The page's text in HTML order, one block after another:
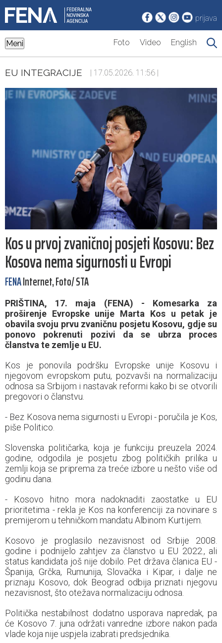
prijava
Meni Foto Video English
EU INTEGRACIJE | 17.05.2026. 11:56 |
Kos u prvoj zvaničnoj posjeti Kosovu: Bez
Kosova nema sigurnosti u Evropi
FENAInternet, Foto/ STA
PRIŠTINA, 17. maja (FENA) - Komesarka za
proširenje Evropske unije Marta Kos u petak je
obavila svoju prvu zvaničnu posjetu Kosovu, gdje su
ponovo pokrenuti pozivi da se ubrza proces
članstva te zemlje u EU.
Kos je ponovila podršku Evropske unije Kosovu i
njegovom evropskom putu, pozvavši na normalizaciju
odnosa sa Srbijom i nastavak reformi kako bi se otvorili
pregovori o članstvu.
- Bez Kosova nema sigurnosti u Evropi - poručila je Kos,
piše Politico.
Slovenska političarka, koja je funkciju preuzela 2024.
godine, odgodila je posjetu zbog političkih prilika u
zemlji koja se priprema za treće izbore u nešto više od
godinu dana.
- Kosovo hitno mora nadoknaditi zaostatke u EU
prioritetima - rekla je Kos na konferenciji za novinare s
premijerom u tehničkom mandatu Albinom Kurtijem.
Kosovo je proglasilo nezavisnost od Srbije 2008.
godine i podnijelo zahtjev za članstvo u EU 2022., ali
status kandidata još nije dobilo. Pet država članica EU -
Španija, Grčka, Rumunija, Slovačka i Kipar, i dalje ne
priznaju Kosovo, dok Beograd odbija priznati njegovu
nezavisnost, što otežava normalizaciju odnosa.
Politička nestabilnost dodatno usporava napredak, pa
će Kosovo 7. juna održati vanredne izbore nakon pada
vlade koja nije uspjela izabrati predsjednika.